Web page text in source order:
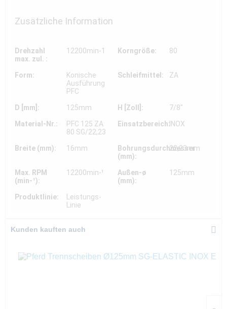
Zusätzliche Information
Drehzahl
max. zul. :
12200min-1 Korngröße: 80
Form:
Konische
Ausführung
PFC
Schleifmittel: ZA
D [mm]: 125mm H [Zoll]:
7/8"
Material-Nr.:
PFC 125 ZA
80 SG/22,23
Einsatzbereich:INOX
Breite (mm): 16mm
Bohrungsdurchmesser
(mm):
22,23mm
Max. RPM
(min-¹):
12200min-¹
Außen-ø
(mm):
125mm
Produktlinie:
Leistungs-
Linie
Kunden kauften auch